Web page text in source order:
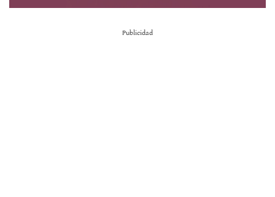
Publicidad